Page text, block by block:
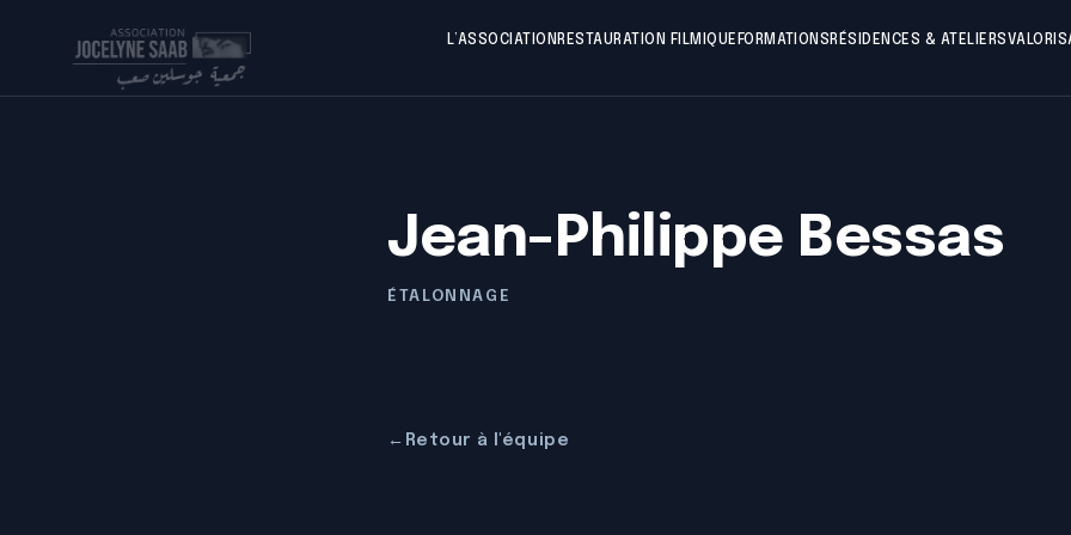
L’ASSOCIATION RESTAURATION FILMIQUE FORMATIONS RÉSIDENCES & ATELIERS
Jean-Philippe Bessas
ÉTALONNAGE
← Retour à l'équipe